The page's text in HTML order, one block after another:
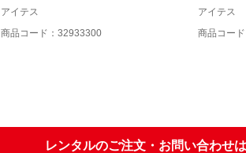
アイテス
商品コード：32933300
アイテス
商品コー
レンタルのご注文・お問い合わせ